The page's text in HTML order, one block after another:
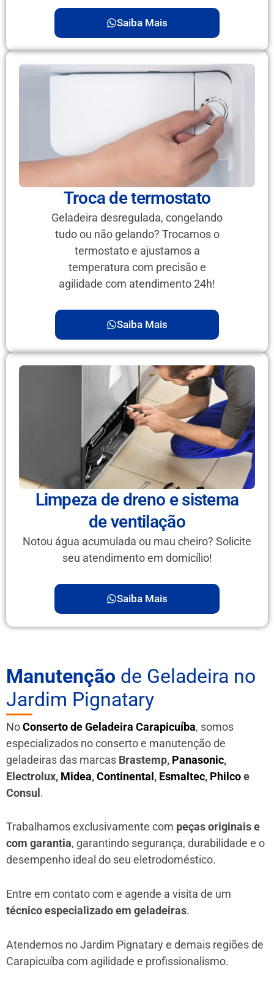
Saiba Mais
Troca de termostato
Geladeira desregulada, congelando
tudo ou não gelando? Trocamos o
termostato e ajustamos a
temperatura com precisão e
agilidade com atendimento 24h!
Saiba Mais
Limpeza de dreno e sistema
de ventilação
Notou água acumulada ou mau cheiro? Solicite
seu atendimento em domicílio!
Saiba Mais
Manutenção de Geladeira no
Jardim Pignatary
NoConserto de Geladeira Carapicuíba, somos
especializados no conserto e manutenção de
geladeiras das marcas Brastemp, Panasonic,
Electrolux, Midea,Continental, Esmaltec, Philcoe
Consul.
Trabalhamos exclusivamente com peças originais e
com garantia, garantindo segurança, durabilidade e o
desempenho ideal do seu eletrodoméstico.
Entre em contato com e agende a visita de um
técnico especializado em geladeiras.
Atendemos no Jardim Pignatary e demais regiões de
Carapicuíba com agilidade e profissionalismo.